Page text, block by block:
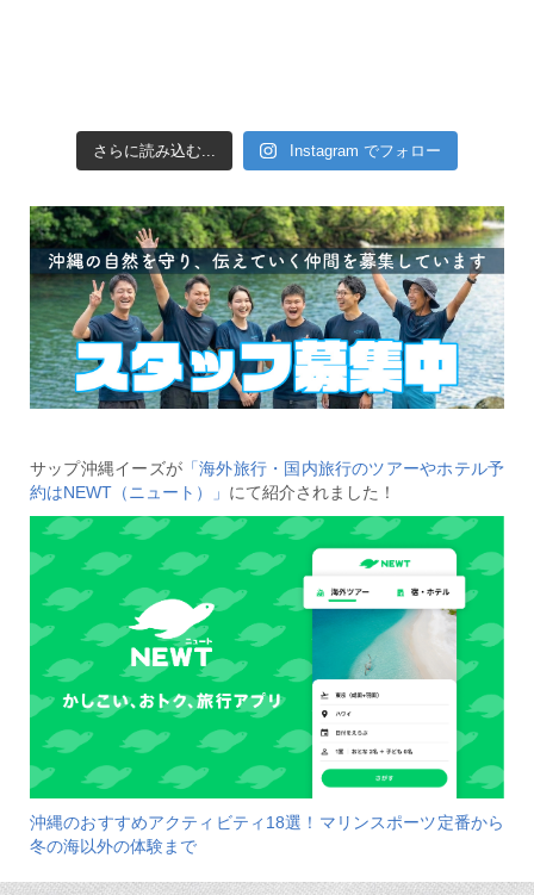
さらに読み込む... Instagram でフォロー
サップ沖縄イーズが 「海外旅行・国内旅行のツアーやホテル予
約はNEWT（ニュート）」 にて紹介されました！
沖縄のおすすめアクティビティ18選！マリンスポーツ定番から
冬の海以外の体験まで